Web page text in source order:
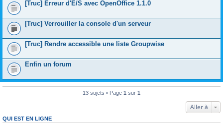
[Truc] Erreur d'E/S avec OpenOffice 1.1.0
[Truc] Verrouiller la console d'un serveur
[Truc] Rendre accessible une liste Groupwise
Enfin un forum
13 sujets • Page 1 sur 1
Aller à
QUI EST EN LIGNE